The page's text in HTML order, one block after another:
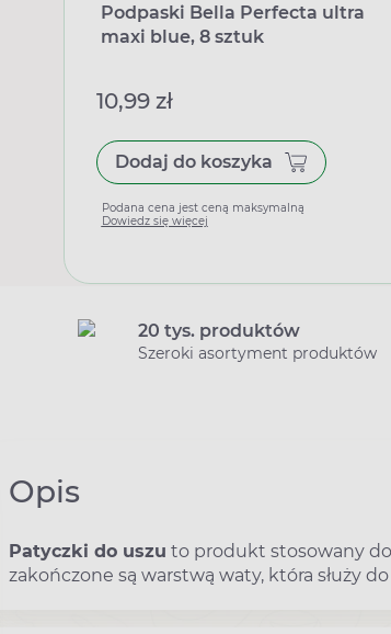
Podpaski Bella Perfecta ultra
maxi blue, 8 sztuk
10,99 zł
Dodaj do koszyka
Podana cena jest ceną maksymalną
Dowiedz się więcej
20 tys. produktów
Szeroki asortyment produktów
Opis
Patyczki do uszu to produkt stosowany
zakończone są warstwą waty, która służy